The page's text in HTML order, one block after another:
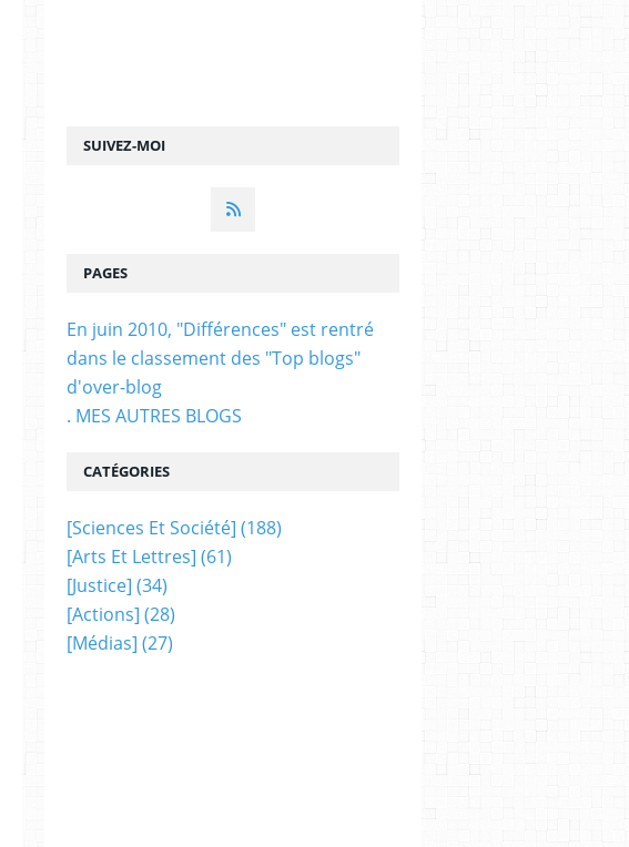
SUIVEZ-MOI
PAGES
En juin 2010, "Différences" est rentré
dans le classement des "Top blogs"
d'over-blog
. MES AUTRES BLOGS
CATÉGORIES
[sciences Et Société] (188)
[arts Et Lettres] (61)
[justice] (34)
[actions] (28)
[médias] (27)